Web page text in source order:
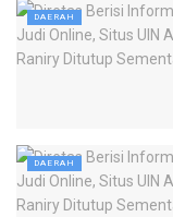
DAERAH
DAERAH